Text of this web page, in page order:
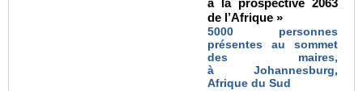
à la prospective 2063
de l’Afrique »
5000 personnes
présentes au sommet
des maires,
à Johannesburg,
Afrique du Sud